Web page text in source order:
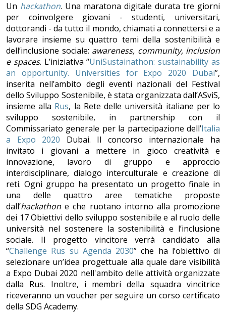
Un hackathon. Una maratona digitale durata tre giorni
per coinvolgere giovani - studenti, universitari,
dottorandi - da tutto il mondo, chiamati a connettersi e a
lavorare insieme su quattro temi della sostenibilità e
dell’inclusione sociale: awareness, community, inclusion
e spaces. L’iniziativa “UniSustainathon: sustainability as
an opportunity. Universities for Expo 2020 Dubai”,
inserita nell’ambito degli eventi nazionali del Festival
dello Sviluppo Sostenibile, è stata organizzata dall’ASviS,
insieme alla Rus, la Rete delle università italiane per lo
sviluppo sostenibile, in partnership con il
Commissariato generale per la partecipazione dell’Italia
a Expo 2020 Dubai. Il concorso internazionale ha
invitato i giovani a mettere in gioco creatività e
innovazione, lavoro di gruppo e approccio
interdisciplinare, dialogo interculturale e creazione di
reti. Ogni gruppo ha presentato un progetto finale in
una delle quattro aree tematiche proposte
dall’hackathon e che ruotano intorno alla promozione
dei 17 Obiettivi dello sviluppo sostenibile e al ruolo delle
università nel sostenere la sostenibilità e l’inclusione
sociale. Il progetto vincitore verrà candidato alla
“Challenge Rus su Agenda 2030” che ha l’obiettivo di
selezionare un’idea progettuale alla quale dare visibilità
a Expo Dubai 2020 nell'ambito delle attività organizzate
dalla Rus. Inoltre, i membri della squadra vincitrice
riceveranno un voucher per seguire un corso certificato
della SDG Academy.